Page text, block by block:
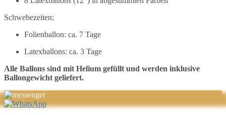
Schwebezeiten:
Folienballon: ca. 7 Tage
Latexballons: ca. 3 Tage
Alle Ballons sind mit Helium gefüllt und werden inklusive
Ballongewicht geliefert.